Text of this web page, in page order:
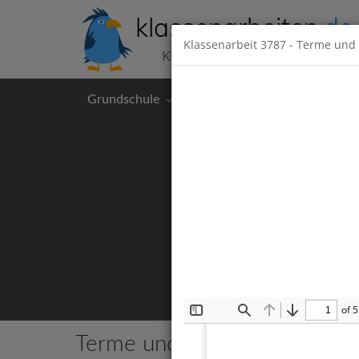
klassenarbeiten.de
Klassenarbeiten kostenlos
Grundschule
Terme und Gleichungen
Klassenarbeit 3787 - Terme und
Find Previous
Next
of 5